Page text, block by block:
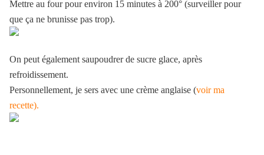
Mettre au four pour environ 15 minutes à 200° (surveiller pour
que ça ne brunisse pas trop).
On peut également saupoudrer de sucre glace, après
refroidissement.
Personnellement, je sers avec une crème anglaise (voir ma
recette).